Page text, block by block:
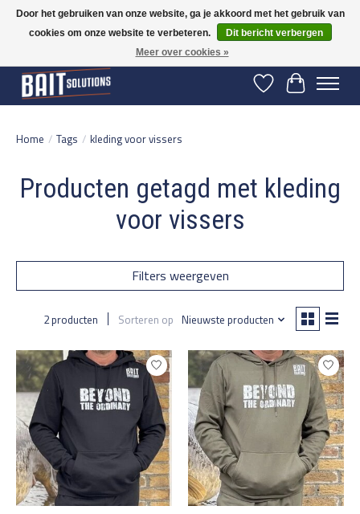
Gratis verzending vanaf 50 euro binnen NL | Op voorraad binnen 2-5 werkdagen
verzonden | België vanaf 70 euro gratis verzonden
Verlanglijst
Home / Tags / kleding voor vissers
Producten getagd met kleding
voor vissers
Filters weergeven
2 producten Sorteren op Nieuwste producten
Door het gebruiken van onze website, ga je akkoord met het gebruik van
cookies om onze website te verbeteren.
Dit bericht verbergen
Meer over cookies »